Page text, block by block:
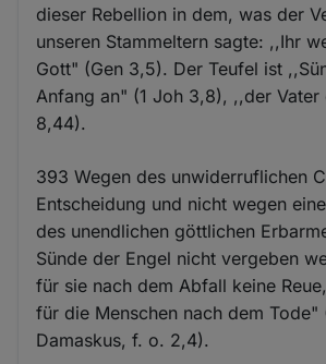
dieser Rebellion in dem, was der
unseren Stammeltern sagte: ,,Ihr
Gott" (Gen 3,5). Der Teufel ist
Anfang an" (1 Joh 3,8), ,,der
8,44).
393 Wegen des unwiderruflichen
Entscheidung und nicht wegen
des unendlichen göttlichen
Sünde der Engel nicht vergeben
für sie nach dem Abfall keine
für die Menschen nach dem Tode"
Damaskus, f. o. 2,4).